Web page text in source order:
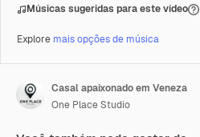
Músicas sugeridas para este vídeo
Explore mais opções de música
Casal apaixonado em Veneza
One Place Studio